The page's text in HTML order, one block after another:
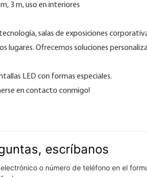
3 m, uso en interiores
salas de exposiciones
lugares. Ofrecemos soluciones
LED con formas especiales.
en contacto conmigo!
escríbanos
o número de teléfono en el